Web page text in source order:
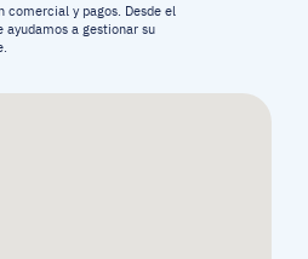
comercial y pagos. Desde el
ayudamos a gestionar su